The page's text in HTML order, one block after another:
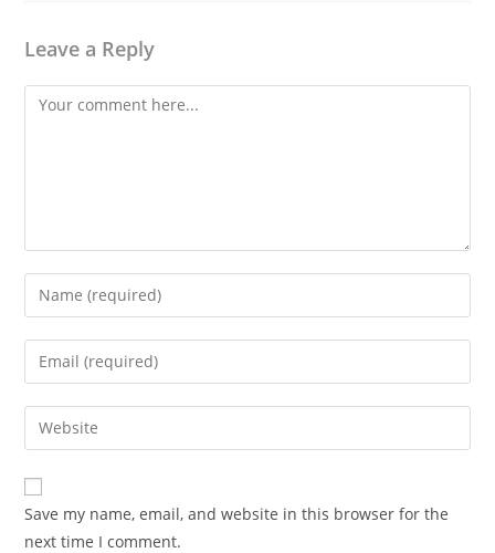
Leave a Reply
Comment
Enter
your
name
comment
Enter
your
email
address
comment
Enter
your
website
URL
(optional)
Save my name, email, and website in this browser for the
next time I comment.